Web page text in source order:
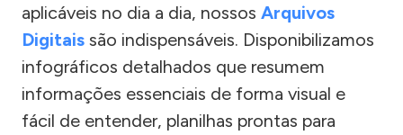
aplicáveis no dia a dia, nossos Arquivos
Digitais são indispensáveis. Disponibilizamos
infográficos detalhados que resumem
informações essenciais de forma visual e
fácil de entender, planilhas prontas para